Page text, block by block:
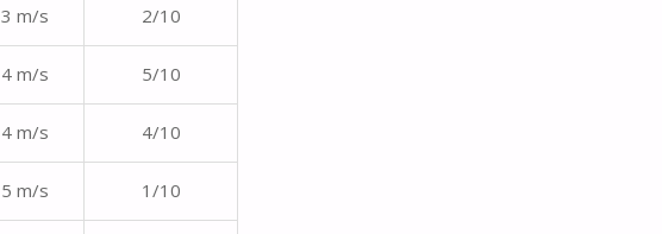
3 m/s 2/10
4 m/s 5/10
4 m/s 4/10
5 m/s 1/10